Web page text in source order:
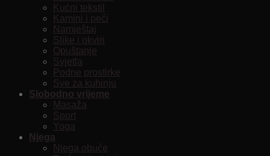
Kućni tekstil
Kamini i peći
Namještaj
Slike i okviri
Opuštanje
Svjetla
Podne prostirke
Sve za kuhinju
Slobodno vrijeme
Masaža
Sport
Yoga
Njega
Njega obuće